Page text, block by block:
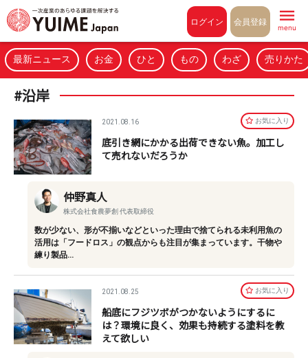
ログイン 会員登録
menu
最新ニュース お金 ひと もの わざ 売りかた
#沿岸
2021.08.16 お気に⼊り
底引き網にかかる出荷できない魚。加工し
て売れないだろうか
仲野真人
株式会社食農夢創 代表取締役
数が少ない、形が不揃いなどといった理由で捨てられる未利用魚の
活用は「フードロス」の観点からも注目が集まっています。干物や
練り製品…
2021.08.25 お気に⼊り
船底にフジツボがつかないようにするに
は？環境に良く、効果も持続する塗料を教
えて欲しい